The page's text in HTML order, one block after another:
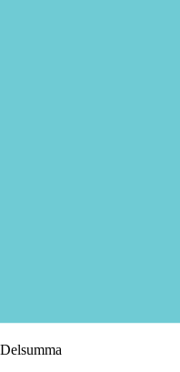
Delsumma